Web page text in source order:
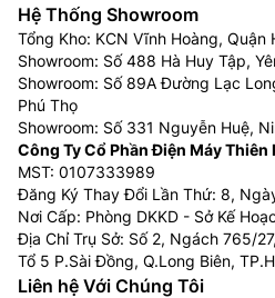
Hệ Thống Showroom
Tổng Kho: KCN Vĩnh Hoàng, Quận
Showroom: Số 488 Hà Huy Tập,
Showroom: Số 89A Đường Lạc
Phú Thọ
Showroom: Số 331 Nguyễn Huệ,
Công Ty Cổ Phần Điện Máy Thiên
MST: 0107333989
Đăng Ký Thay Đổi Lần Thứ: 8,
Nơi Cấp: Phòng DKKD - Sở Kế
Địa Chỉ Trụ Sở: Số 2, Ngách 765/
Tổ 5 P.Sài Đồng, Q.Long Biên,
Liên hệ Với Chúng Tôi